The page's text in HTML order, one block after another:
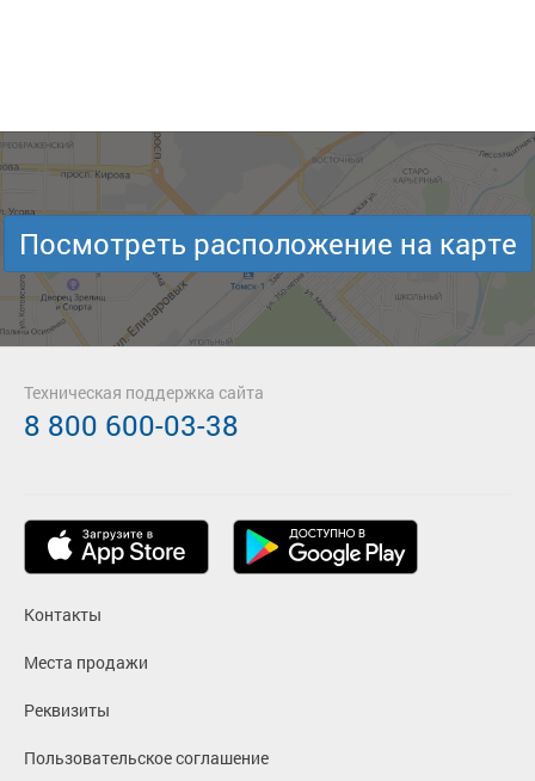
Посмотреть расположение на карте
Контакты
Места продажи
Реквизиты
Пользовательское соглашение
Техническая поддержка сайта
8 800 600-03-38